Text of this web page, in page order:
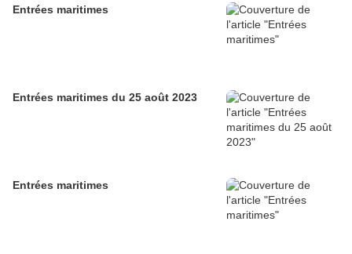
Entrées maritimes
Entrées maritimes du 25 août 2023
Entrées maritimes